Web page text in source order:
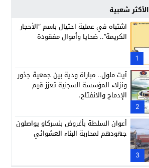
الأكثر شعبية
1
اشتباه في عملية احتيال باسم “الأحجار
الكريمة”.. ضحايا وأموال مفقودة
2
آيت ملول.. مباراة ودية بين جمعية جذور
ونزلاء المؤسسة السجنية تعزز قيم
الإدماج والانفتاح.
3
أعوان السلطة بأغروض بنسركاو يواصلون
جهودهم لمحاربة البناء العشوائي